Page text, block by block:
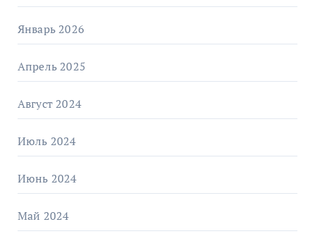
Январь 2026
Апрель 2025
Август 2024
Июль 2024
Июнь 2024
Май 2024